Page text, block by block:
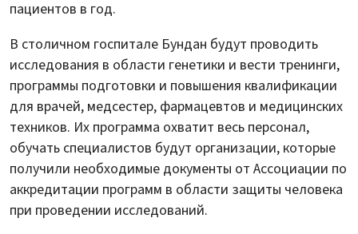
пациентов в год.
В столичном госпитале Бундан будут проводить
исследования в области генетики и вести тренинги,
программы подготовки и повышения квалификации
для врачей, медсестер, фармацевтов и медицинских
техников. Их программа охватит весь персонал,
обучать специалистов будут организации, которые
получили необходимые документы от Ассоциации по
аккредитации программ в области защиты человека
при проведении исследований.